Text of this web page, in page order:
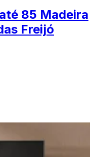
85 Madeira
Freijó